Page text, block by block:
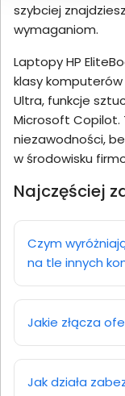
szybciej
wymaganiom.
Laptopy HP
klasy
Ultra, funkcje
Microsoft Copilot.
niezawodności,
w środowisku
Najczęściej
Czym
na tle innych
Jakie złącza
Jak działa